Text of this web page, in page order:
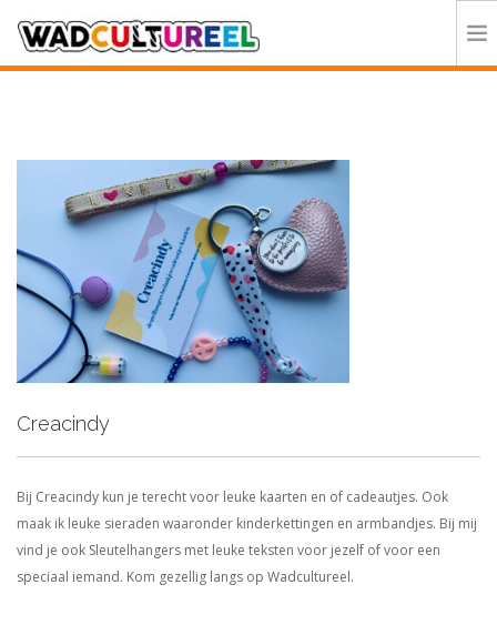
DOE MEE
CONTACT
ORGANISATIE
Creacindy
Bij Creacindy kun je terecht voor leuke kaarten en of cadeautjes. Ook
maak ik leuke sieraden waaronder kinderkettingen en armbandjes. Bij mij
vind je ook Sleutelhangers met leuke teksten voor jezelf of voor een
speciaal iemand. Kom gezellig langs op Wadcultureel.